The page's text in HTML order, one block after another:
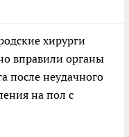
хирурги
вправили органы
после неудачного
на пол с